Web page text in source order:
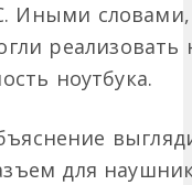
Иными
реализовать
ноутбука.
для